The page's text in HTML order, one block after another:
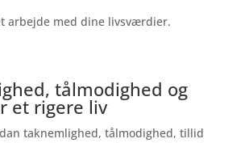
arbejde med dine livsværdier.
tålmodighed og
et rigere liv
taknemlighed, tålmodighed, tillid